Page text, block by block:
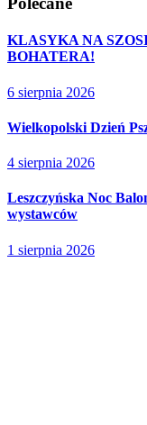
KLASYKA NA
BOHATERA!
6 sierpnia 2026
Wielkopolski Dzień
4 sierpnia 2026
Leszczyńska Noc
wystawców
1 sierpnia 2026